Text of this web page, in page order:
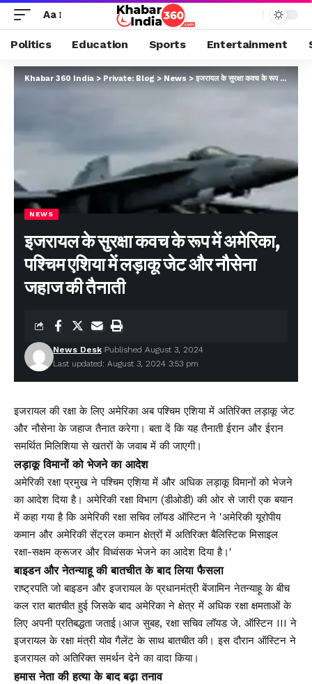
Aa
Politics Education Sports Entertainment
Khabar 360 India > Private: Blog > News > इजरायल के सुरक्षा कवच के रूप में अमेरिका, पश्चिम एशिया में लड़ाकू जेट और नौसेना जहाज की तैनाती
NEWS
इजरायल के सुरक्षा कवच के रूप में अमेरिका,
पश्चिम एशिया में लड़ाकू जेट और नौसेना
जहाज की तैनाती
Last updated: August 3, 2024 3:53 pm
News Desk Published August 3, 2024
इजरायल की रक्षा के लिए अमेरिका अब पश्चिम एशिया में अतिरिक्त लड़ाकू जेट
और नौसेना के जहाज तैनात करेगा। बता दें कि यह तैनाती ईरान और ईरान
समर्थित मिलिशिया से खतरों के जवाब में की जाएगी।
लड़ाकू विमानों को भेजने का आदेश
अमेरिकी रक्षा प्रमुख ने पश्चिम एशिया में और अधिक लड़ाकू विमानों को भेजने
का आदेश दिया है। अमेरिकी रक्षा विभाग (डीओडी) की ओर से जारी एक बयान
में कहा गया है कि अमेरिकी रक्षा सचिव लॉयड ऑस्टिन ने 'अमेरिकी यूरोपीय
कमान और अमेरिकी सेंट्रल कमान क्षेत्रों में अतिरिक्त बैलिस्टिक मिसाइल
रक्षा-सक्षम क्रूजर और विध्वंसक भेजने का आदेश दिया है।'
बाइडन और नेतन्याहू की बातचीत के बाद लिया फैसला
राष्ट्रपति जो बाइडन और इजरायल के प्रधानमंत्री बेंजामिन नेतन्याहू के बीच
कल रात बातचीत हुई जिसके बाद अमेरिका ने क्षेत्र में अधिक रक्षा क्षमताओं के
लिए अपनी प्रतिबद्धता जताई।आज सुबह, रक्षा सचिव लॉयड जे. ऑस्टिन III ने
इजरायल के रक्षा मंत्री योव गैलेंट के साथ बातचीत की। इस दौरान ऑस्टिन ने
इजरायल को अतिरिक्त समर्थन देने का वादा किया।
हमास नेता की हत्या के बाद बढ़ा तनाव